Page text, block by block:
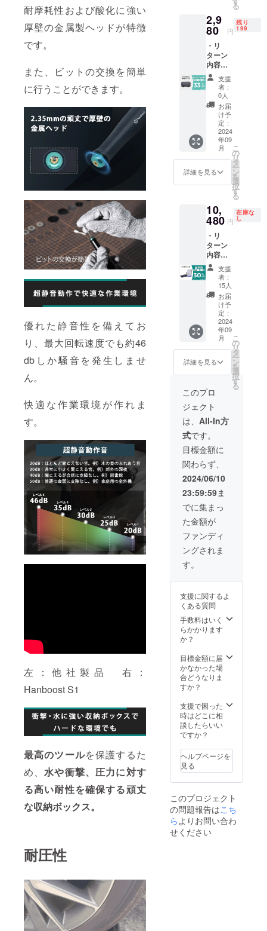
耐摩耗性および酸化に強い
厚壁の金属製ヘッドが特徴
です。
また、ビットの交換を簡単
に行うことができます。
優れた静音性を備えてお
り、最大回転速度でも約46
dbしか騒音を発生しませ
ん。
快適な作業環境が作れま
す。
左：他社製品 右：
Hanboost S1
最高のツールを保護するた
め、 水や衝撃、圧力に対す
る高い耐性を確保する頑丈
な収納ボックス。
耐圧性
定で
す。
があり
ます。
頂いた
上でご
支援頂
けます
様お願
い致し
ます。
2024年
10月頃
からオ
ンライ
プなど
にて一
定で
す。
より量
産効率
が向上
した場
合、正
規販売
価格が
販売予
定価格
より下
がる可
能性も
ござい
ます。
類似商
品が発
生する
ご了承
頂いた
支援頂
けます
様お願
い致し
ます。
2024年
10月頃
からオ
ンライ
ショッ
プなど
般販売
開始予
す。
の金額
になり
ます。
※ご注文
状況、
使用部
材の供
給状
況、製
造工程
上の都
合等に
より出
荷時期
が遅れ
る場合
があり
より量
産効率
が向上
した場
合、正
規販売
価格が
販売予
定価格
より下
がる可
能性も
ござい
ます。
類似商
品が発
生する
ます。
頂いた
上でご
支援頂
けます
様お願
い致し
ます。
2024年
からオ
ンライ
ン
ショッ
プなど
にて一
般販売
す。
る
2,9
80 円
残り
199
・リ
ターン
内容：
Hanboo
st収納
ボック
ス×1
セット
・一般
販売予
定価
格：
4,480円
※リター
ンはす
べて
料込み
の金額
になり
ます。
※ご注文
状況、
使用部
材の供
給状
況、製
造工程
上の都
合等に
より出
荷時期
が遅れ
る場合
皆様の
支援に
より量
産効率
が向上
した場
合、正
規販売
価格が
販売予
定価格
より下
がる可
能性も
ござい
ます。
類似商
品が発
があり
ご了承
頂いた
上でご
支援頂
い致し
ます。
2024年
ンライ
ン
ショッ
プなど
般販売
開始予
定で
す。
支援
者：
0人
お届
け予
定：
2024
年09
月
詳細を見る
こ
の
リ
タ
ー
ン
を
選
択
す
る
10,
480 円
在庫な
し
・リ
ターン
内容：
Hanboo
st S1×1
セット
・一般
販売予
定価
格：
14,980
円 ※リ
ターン
はすべ
て税・
送料込
みの金
額にな
りま
す。 ※
ご注文
状況、
使用部
材の供
給状
況、製
造工程
上の都
合等に
より出
荷時期
が遅れ
る場合
があり
支援に
産効率
が向上
した場
合、正
規販売
販売予
定価格
より下
がる可
ござい
ます。
類似商
品が発
可能性
があり
ます。
ご了承
上でご
支援頂
けます
様お願
い致し
支援
者：
15人
お届
け予
定：
2024
年09
月
詳細を見る
こ
の
リ
タ
ー
ン
を
選
択
す
る
このプロ
ジェクト
は、 All-In方
式です。
目標金額に
関わらず、
2024/06/10
23:59:59ま
でに集まっ
た金額が
ファンディ
ングされま
す。
支援に関するよ
くある質問
手数料はいく
らかかります
か？
目標金額に届
かなかった場
合どうなりま
すか？
支援で困った
時はどこに相
談したらいい
ですか？
ヘルプページを
見る
このプロジェクト
の問題報告はこち
ら よりお問い合わ
せください